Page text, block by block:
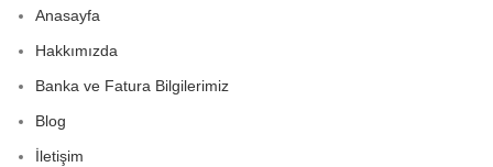
Anasayfa
Hakkımızda
Banka ve Fatura Bilgilerimiz
Blog
İletişim